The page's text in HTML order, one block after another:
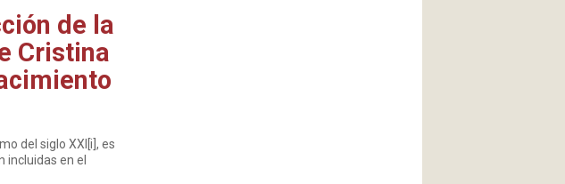
de la
Cristina
del siglo XXI[i], es
incluidas en el